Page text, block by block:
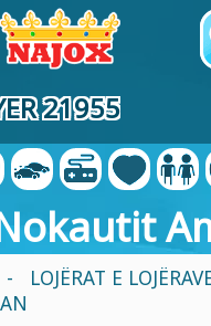
21955
-
LOJËRAT E